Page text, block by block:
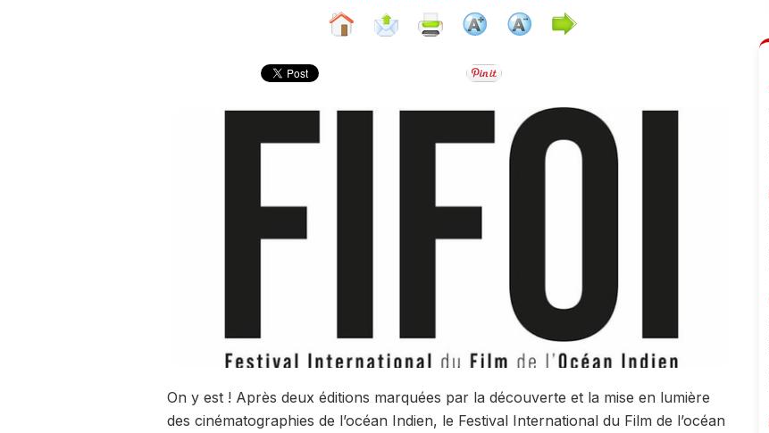
On y est ! Après deux éditions marquées par la découverte et la mise en lumière
des cinématographies de l’océan Indien, le Festival International du Film de l’océan